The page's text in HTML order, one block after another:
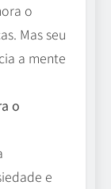
o
Mas seu
a mente
o
e